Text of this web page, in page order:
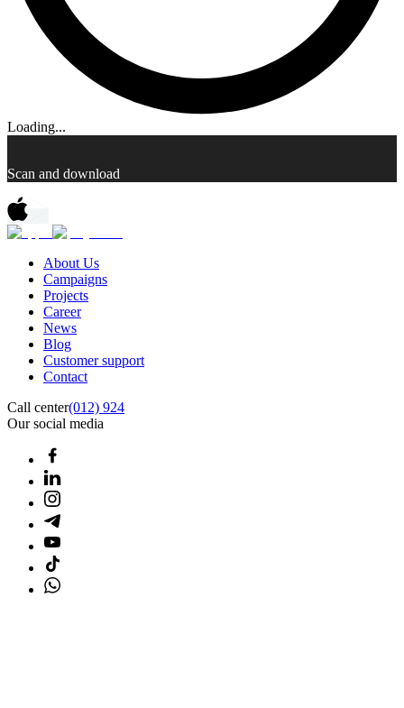
Loading...
Scan and download
About Us
Campaigns
Projects
Career
News
Blog
Customer support
Contact
Call center(012) 924
Our social media